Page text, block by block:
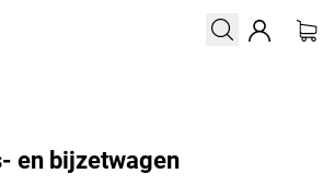
en bijzetwagen